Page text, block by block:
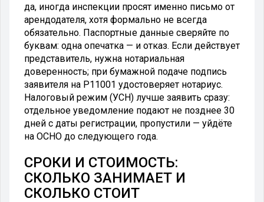
да, иногда инспекции просят именно письмо от
арендодателя, хотя формально не всегда
обязательно. Паспортные данные сверяйте по
буквам: одна опечатка — и отказ. Если действует
представитель, нужна нотариальная
доверенность; при бумажной подаче подпись
заявителя на Р11001 удостоверяет нотариус.
Налоговый режим (УСН) лучше заявить сразу:
отдельное уведомление подают не позднее 30
дней с даты регистрации, пропустили — уйдёте
на ОСНО до следующего года.
СРОКИ И СТОИМОСТЬ:
СКОЛЬКО ЗАНИМАЕТ И
СКОЛЬКО СТОИТ